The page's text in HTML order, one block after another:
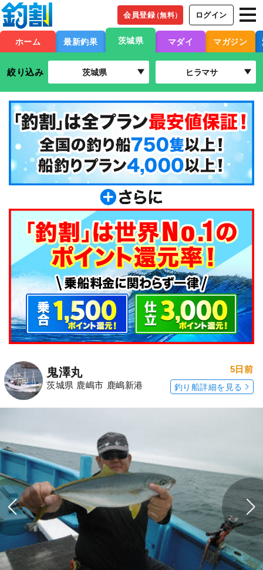
会員登録（無料） ログイン
ホーム 最新釣果 茨城県 マダイ マガジン
絞り込み 茨城県 ヒラマサ
鬼澤丸
茨城県 鹿嶋市 鹿嶋新港
5日前
釣り船詳細を見る